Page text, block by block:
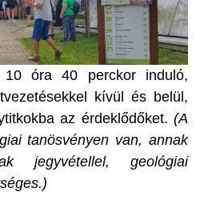
óra 40 perckor induló,
kívül és belül,
az érdeklődőket. (A
tanösvényen van, annak
jegyvétellel, geológiai